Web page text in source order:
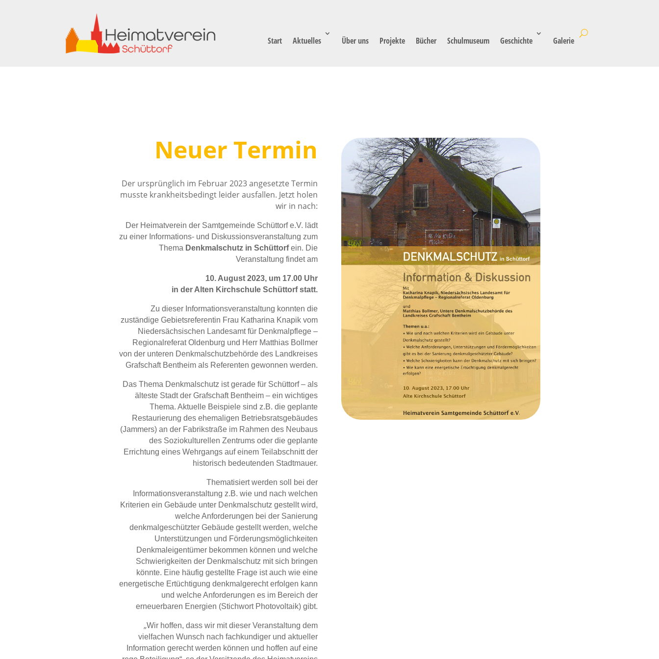
Start Aktuelles Über uns Projekte Bücher Schulmuseum Geschichte Galerie
Neuer Termin
Der ursprünglich im Februar 2023 angesetzte Termin
musste krankheitsbedingt leider ausfallen. Jetzt holen
wir in nach:
Der Heimatverein der Samtgemeinde Schüttorf e.V. lädt
zu einer Informations- und Diskussionsveranstaltung zum
Thema Denkmalschutz in Schüttorfein. Die
Veranstaltung findet am
10. August 2023, um 17.00 Uhr
in der Alten Kirchschule Schüttorf statt.
Zu dieser Informationsveranstaltung konnten die
zuständige Gebietsreferentin Frau Katharina Knapik vom
Niedersächsischen Landesamt für Denkmalpflege –
Regionalreferat Oldenburg und Herr Matthias Bollmer
von der unteren Denkmalschutzbehörde des Landkreises
Grafschaft Bentheim als Referenten gewonnen werden.
Das Thema Denkmalschutz ist gerade für Schüttorf – als
älteste Stadt der Grafschaft Bentheim – ein wichtiges
Thema. Aktuelle Beispiele sind z.B. die geplante
Restaurierung des ehemaligen Betriebsratsgebäudes
(Jammers) an der Fabrikstraße im Rahmen des Neubaus
des Soziokulturellen Zentrums oder die geplante
Errichtung eines Wehrgangs auf einem Teilabschnitt der
historisch bedeutenden Stadtmauer.
Thematisiert werden soll bei der
Informationsveranstaltung z.B. wie und nach welchen
Kriterien ein Gebäude unter Denkmalschutz gestellt wird,
welche Anforderungen bei der Sanierung
denkmalgeschützter Gebäude gestellt werden, welche
Unterstützungen und Förderungsmöglichkeiten
Denkmaleigentümer bekommen können und welche
Schwierigkeiten der Denkmalschutz mit sich bringen
könnte. Eine häufig gestellte Frage ist auch wie eine
energetische Ertüchtigung denkmalgerecht erfolgen kann
und welche Anforderungen es im Bereich der
erneuerbaren Energien (Stichwort Photovoltaik) gibt.
„Wir hoffen, dass wir mit dieser Veranstaltung dem
vielfachen Wunsch nach fachkundiger und aktueller
Information gerecht werden können und hoffen auf eine